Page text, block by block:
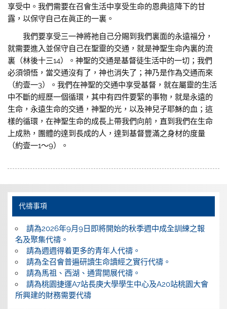
享受中。我們需要在召會生活中享受生命的恩典這降下的甘
露，以保守自己在眞正的一裏。
我們要享受三一神將祂自己分賜到我們裏面的永遠福分，
就需要進入並保守自己在聖靈的交通，就是神聖生命內裏的流
裏（林後十三14）。神聖的交通是基督徒生活中的一切；我們
必須領悟，當交通沒有了，神也消失了；神乃是作為交通而來
（約壹一3）。我們在神聖的交通中享受基督，就在屬靈的生活
中不斷的經歷一個循環，其中有四件要緊的事物，就是永遠的
生命，永遠生命的交通，神聖的光，以及神兒子耶穌的血；這
樣的循環，在神聖生命的成長上帶我們向前，直到我們在生命
上成熟，團體的達到長成的人，達到基督豐滿之身材的度量
（約壹一1～9）。
代禱事項
請為2026年9月9日即將開始的秋季週中成全訓練之報
名及聚集代禱。
請為週週得着更多的青年人代禱。
請為全召會普遍研讀生命讀經之實行代禱。
請為馬祖、西湖、通霄開展代禱。
請為桃園捷運A7站長庚大學學生中心及A20站桃園大會
所興建的財務需要代禱